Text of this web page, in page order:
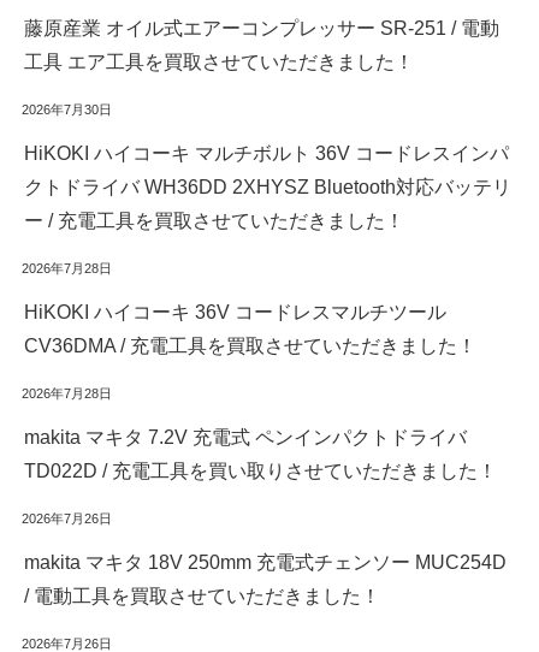
藤原産業 オイル式エアーコンプレッサー SR-251 / 電動
工具 エア工具を買取させていただきました！
2026年7月30日
HiKOKI ハイコーキ マルチボルト 36V コードレスインパ
クトドライバ WH36DD 2XHYSZ Bluetooth対応バッテリ
ー / 充電工具を買取させていただきました！
2026年7月28日
HiKOKI ハイコーキ 36V コードレスマルチツール
CV36DMA / 充電工具を買取させていただきました！
2026年7月28日
makita マキタ 7.2V 充電式 ペンインパクトドライバ
TD022D / 充電工具を買い取りさせていただきました！
2026年7月26日
makita マキタ 18V 250mm 充電式チェンソー MUC254D
/ 電動工具を買取させていただきました！
2026年7月26日